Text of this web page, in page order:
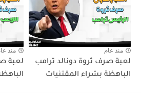
منذ عام
لعبة صرف ثروة دونالد ترامب
الباهظة بشراء المقتنيات
منذ
لعبة